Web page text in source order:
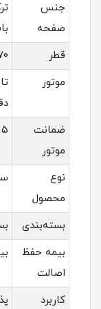
جنس
صفحه
قطر
۷۰
موتور
ضمانت
موتور
۵ سال ضمانت تعویض و تعمیر
نوع
محصول
بسته‌بندی
بیمه حفظ
اصالت
کاربرد